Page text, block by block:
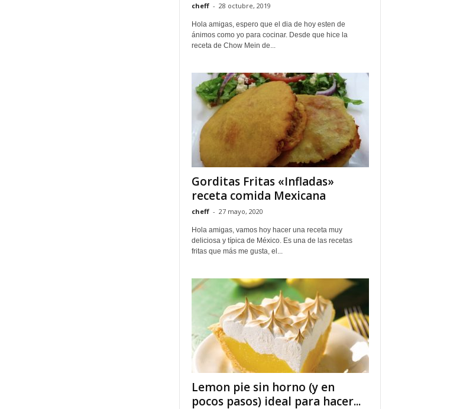
cheff - 28 octubre, 2019
Hola amigas, espero que el dia de hoy esten de
ánimos como yo para cocinar. Desde que hice la
receta de Chow Mein de...
Gorditas Fritas «Infladas»
receta comida Mexicana
cheff - 27 mayo, 2020
Hola amigas, vamos hoy hacer una receta muy
deliciosa y típica de México. Es una de las recetas
fritas que más me gusta, el...
Lemon pie sin horno (y en
pocos pasos) ideal para hacer...